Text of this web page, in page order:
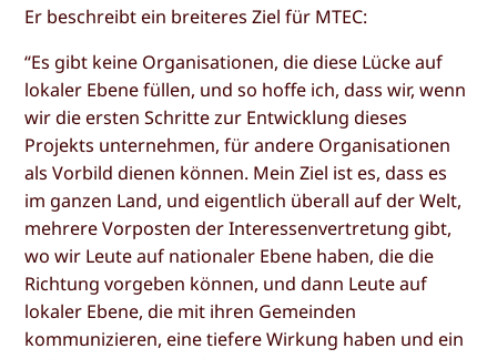
Er beschreibt ein breiteres Ziel für MTEC:
“Es gibt keine Organisationen, die diese Lücke auf
lokaler Ebene füllen, und so hoffe ich, dass wir, wenn
wir die ersten Schritte zur Entwicklung dieses
Projekts unternehmen, für andere Organisationen
als Vorbild dienen können. Mein Ziel ist es, dass es
im ganzen Land, und eigentlich überall auf der Welt,
mehrere Vorposten der Interessenvertretung gibt,
wo wir Leute auf nationaler Ebene haben, die die
Richtung vorgeben können, und dann Leute auf
lokaler Ebene, die mit ihren Gemeinden
kommunizieren, eine tiefere Wirkung haben und ein